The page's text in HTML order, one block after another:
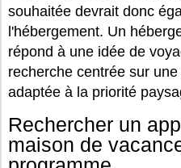
souhaitée devrait donc
l'hébergement. Un
répond à une idée de
recherche centrée sur
adaptée à la priorité
Rechercher un
maison de